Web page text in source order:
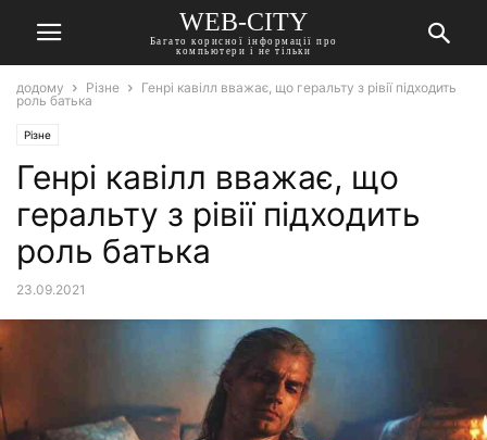
WEB-CITY
Багато корисної інформації про
компьютери і не тільки
додому Різне
Генрі кавілл вважає, що геральту з рівії підходить
роль батька
Різне
Генрі кавілл вважає, що
геральту з рівії підходить
роль батька
23.09.2021